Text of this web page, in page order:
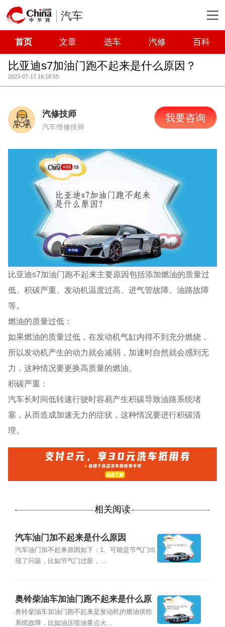
汽车
首页 文章 选车 汽修 百科
比亚迪s7加油门跑不起来是什么原因？
2023-07-17 16:18:55
汽修技师
汽车维修技师
我要咨询
比亚迪s7加油门跑不起来主要原因包括添加燃油的质量过
低、积碳严重、发动机温度过高、进气管故障、油路故障
等。
燃油的质量过低：
如果燃油的质量过低，在发动机气缸内得不到充分燃烧，
所以发动机产生的动力就会减弱，加速时自然就会感到无
力，这种情况要更换高质量的燃油。
积碳严重：
汽车长时间低转速行驶时容易产生积碳导致油路系统堵
塞，从而造成加速无力的症状，这种情况要进行积碳清
理。
相关阅读
汽车油门加不起来是什么原因
汽车油门加不起来原因如下：1、可能是节气门出
现了问题，比如节气门过脏，...
奥铃柴油车加油门跑不起来是什么原
因？
奥铃柴油车加油门跑不起来是发动机的燃油供给
系统故障，比如油压喷油量点火...